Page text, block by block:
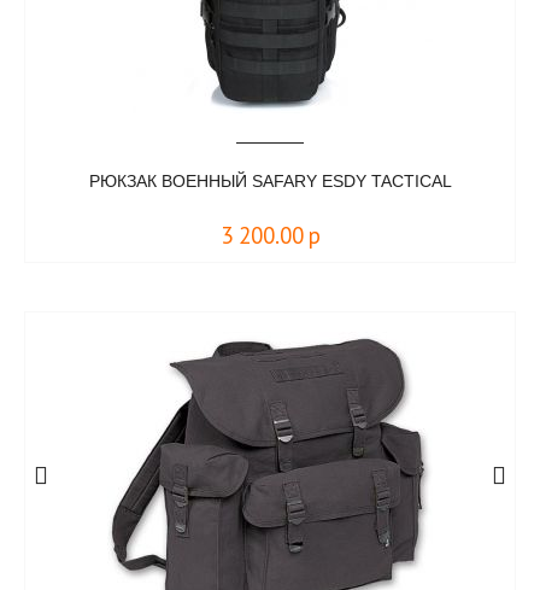
РЮКЗАК ВОЕННЫЙ SAFARY ESDY TACTICAL
3 200.00 р